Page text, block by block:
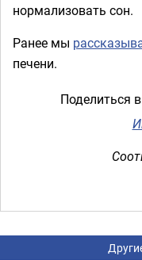
нормализовать сон.
Ранее мы
печени.
Поделиться